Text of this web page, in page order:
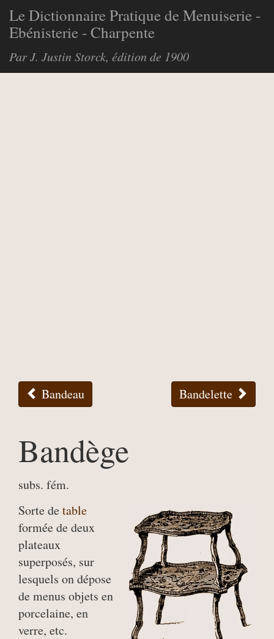
Le Dictionnaire Pratique de Menuiserie -
Ebénisterie - Charpente
Par J. Justin Storck, édition de 1900
Bandeau Bandelette
Bandège
subs. fém.
Sorte detable
formée de deux
plateaux
superposés, sur
lesquels on dépose
de menus objets en
porcelaine, en
verre, etc.